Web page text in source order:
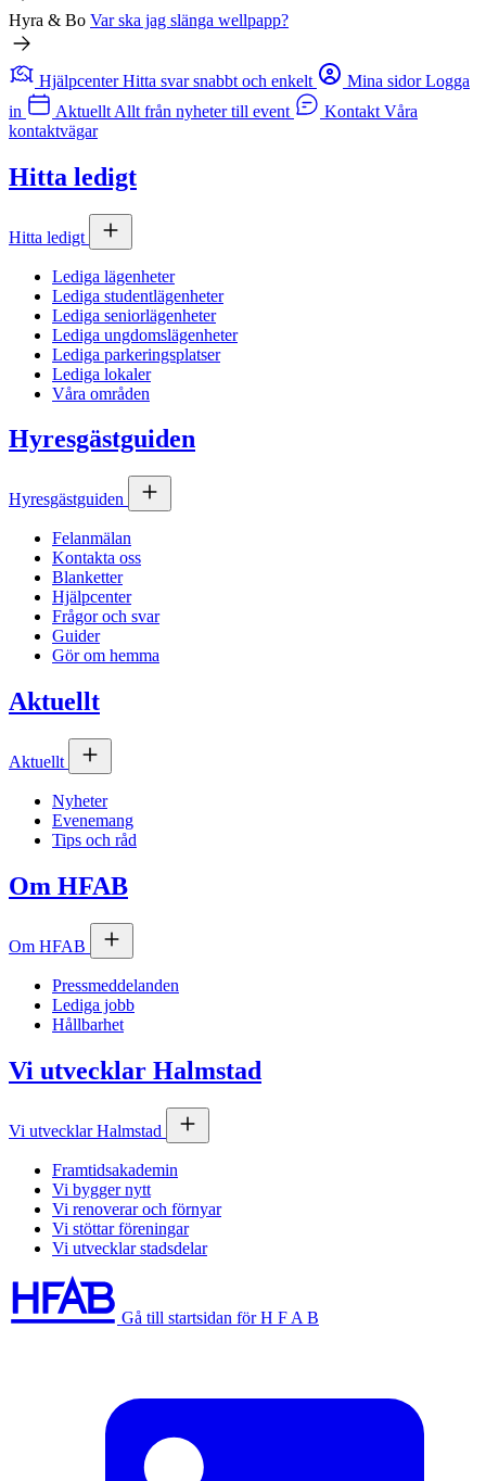
Hyra & Bo Var ska jag slänga wellpapp?
Hjälpcenter Hitta svar snabbt och enkelt Mina sidor Logga
in
Aktuellt Allt från nyheter till event Kontakt Våra
kontaktvägar
Hitta ledigt
Hitta ledigt
Lediga lägenheter
Lediga studentlägenheter
Lediga seniorlägenheter
Lediga ungdomslägenheter
Lediga parkeringsplatser
Lediga lokaler
Våra områden
Hyresgästguiden
Hyresgästguiden
Felanmälan
Kontakta oss
Blanketter
Hjälpcenter
Frågor och svar
Guider
Gör om hemma
Aktuellt
Aktuellt
Nyheter
Evenemang
Tips och råd
Om HFAB
Om HFAB
Pressmeddelanden
Lediga jobb
Hållbarhet
Vi utvecklar Halmstad
Vi utvecklar Halmstad
Framtidsakademin
Vi bygger nytt
Vi renoverar och förnyar
Vi stöttar föreningar
Vi utvecklar stadsdelar
Gå till startsidan för H F A B